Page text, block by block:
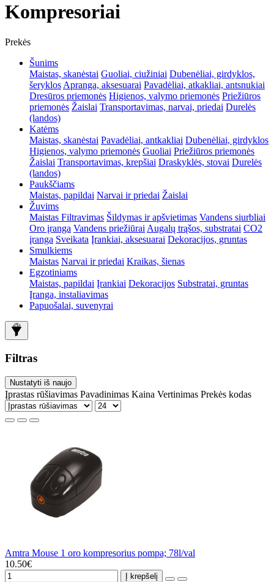
Kompresoriai
Prekės
Šunims
Maistas, skanėstai Guoliai, ciužiniai Dubenėliai, girdyklos,
šeryklos Apranga, aksesuarai Pavadėliai, atkakliai, antsnukiai
Dresūros priemonės Higienos, valymo priemonės Priežiūros
priemonės Žaislai Transportavimas, narvai, priedai Durelės
(landos)
Katėms
Maistas, skanėstai Pavadėliai, antkakliai Dubenėliai, girdyklos
Higienos, valymo priemonės Guoliai Priežiūros priemonės
Žaislai Transportavimas, krepšiai Draskyklės, stovai Durelės
(landos)
Paukščiams
Maistas, papildai Narvai ir priedai Žaislai
Žuvims
Maistas Filtravimas Šildymas ir apšvietimas Vandens siurbliai
Oro įranga Vandens priežiūrai Augalų trąšos, substratai CO2
įranga Sveikata Įrankiai, aksesuarai Dekoracijos, gruntas
Smulkiems
Maistas Narvai ir priedai Kraikas, šienas
Egzotiniams
Maistas, papildai Įrankiai Dekoracijos Substratai, gruntas
Įranga, instaliavimas
Papuošalai, suvenyrai
Filtras
Nustatyti iš naujo
Įprastas rūšiavimas Pavadinimas Kaina Vertinimas Prekės kodas
Amtra Mouse 1 oro kompresorius pompa; 78l/val
10.50€
Į krepšelį